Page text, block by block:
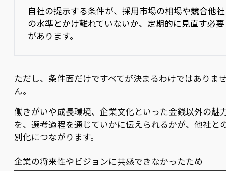
自社の提示する条件が、採用市場の相場や競合他社
の水準とかけ離れていないか、定期的に見直す必要
があります。
ただし、条件面だけですべてが決まるわけではありま
ん。
働きがいや成長環境、企業文化といった金銭以外の魅
を、選考過程を通じていかに伝えられるかが、他社と
別化につながります。
企業の将来性やビジョンに共感できなかったため